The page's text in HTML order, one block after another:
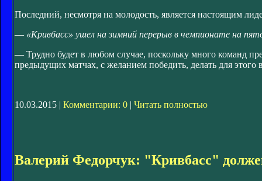
Последний, несмотря на молодость, является настоящим
— «Кривбасс» ушел на зимний перерыв в чемпионате на
— Трудно будет в любом случае, поскольку много команд
предыдущих матчах, с желанием победить, делать для этого
10.03.2015 | Комментарии: 0 | Читать полностью
Валерий Федорчук: "Кривбасс"